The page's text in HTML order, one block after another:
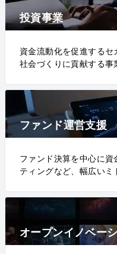
投資事業
資金流動化を促進する
社会づくりに貢献する
ファンド運営支援
ファンド決算を中心に
ティングなど、幅広い
オープンイノベー